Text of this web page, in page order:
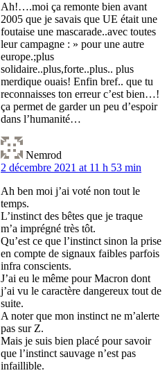
Ah!….moi ça remonte bien avant
2005 que je savais que UE était une
foutaise une mascarade..avec toutes
leur campagne : » pour une autre
europe.;plus
solidaire..plus,forte..plus.. plus
merdique ouais! Enfin bref.. que tu
reconnaisses ton erreur c’est bien…!
ça permet de garder un peu d’espoir
dans l’humanité…
Nemrod
2 décembre 2021 at 11 h 53 min
Ah ben moi j’ai voté non tout le
temps.
L’instinct des bêtes que je traque
m’a imprégné très tôt.
Qu’est ce que l’instinct sinon la prise
en compte de signaux faibles parfois
infra conscients.
J’ai eu le même pour Macron dont
j’ai vu le caractère dangereux tout de
suite.
A noter que mon instinct ne m’alerte
pas sur Z.
Mais je suis bien placé pour savoir
que l’instinct sauvage n’est pas
infaillible.